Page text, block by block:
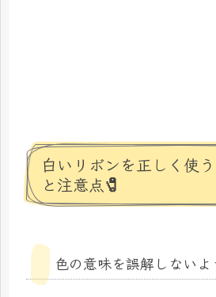
白いリボンを正しく使
と注意点🧷
色の意味を誤解しない